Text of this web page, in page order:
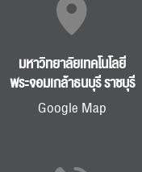
มหาวิทยาลัยเทคโนโลยี
พระจอมเกล้าธนบุรี ราชบุรี
Google Map